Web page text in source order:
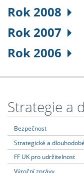
Rok 2008
Rok 2007
Rok 2006
Strategie a
Bezpečnost
Strategické a
FF UK pro udržitelnost
Výroční zprávy